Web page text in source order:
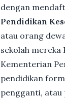
dengan
Pendidikan
atau orang
sekolah mereka
Kementerian
pendidikan
pengganti,